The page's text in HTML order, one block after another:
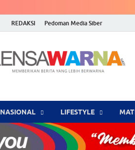
REDAKSI Pedoman Media Siber
NASIONAL ‎LIFESTYLE